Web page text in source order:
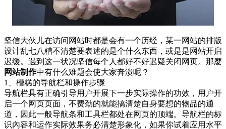
坚信大伙儿在访问网站时都是会有一个历经，某一网站的排版
设计乱七八糟不清楚要表述的是个什么东西，或是是网站开启
迟缓。遇到这一状况坚信每个人都好不好迟疑关闭网页。那麼
网站制作中有什么难题会使大家奔溃呢？
1、槽糕的导航栏和操作步骤
导航栏具有正确引导用户开展下一步实际操作的功效，用户开
启一个网页页面，不费劲的就能搞清楚自身要想的物品的通
道，因此一般导航条和工具栏都处在网页的顶端。导航栏的标
识內容和运作实际效果务必清楚形象化，如果你试着应用水平